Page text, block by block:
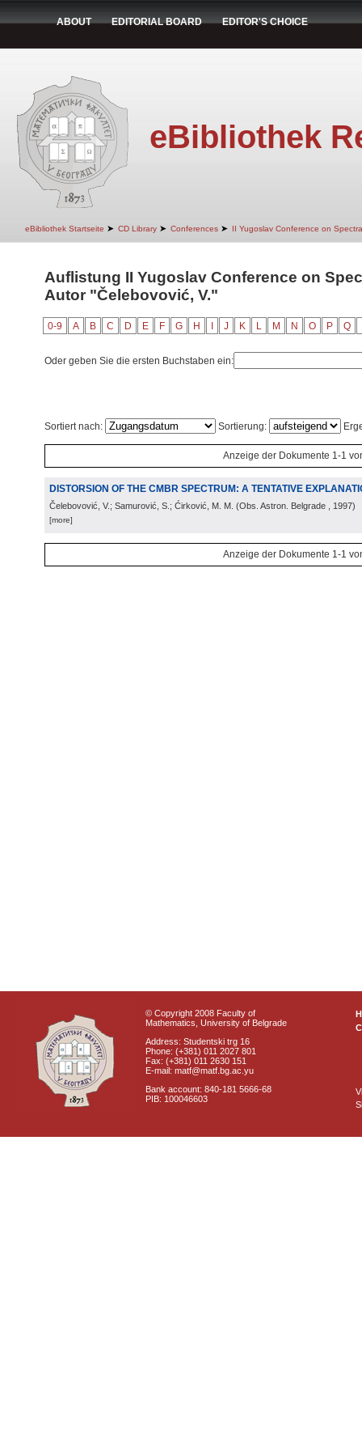
ABOUT EDITORIAL BOARD EDITOR'S CHOICE
eBibliothek
eBibliothek Startseite ➤ CD Library ➤ Conferences ➤ II Yugoslav Conference on
Auflistung II Yugoslav Conference on
Autor "Čelebovović, V."
0-9 A B C D E F G H J K L M N O P Q
Oder geben Sie die ersten Buchstaben ein:
Sortiert nach: Sortierung:
Anzeige der Dokumente 1-1
DISTORSION OF THE CMBR SPECTRUM: A TENTATIVE
Čelebovović, V.; Samurović, S.; Ćirković, M. M. (Obs. Astron. Belgrade , 1997)
[more]
Anzeige der Dokumente 1-1
© Copyright 2008 Faculty of
Mathematics, University of Belgrade
Address: Studentski trg 16
Phone: (+381) 011 2027 801
Fax: (+381) 011 2630 151
E-mail: matf@matf.bg.ac.yu
Bank account: 840-181 5666-68
PIB: 100046603